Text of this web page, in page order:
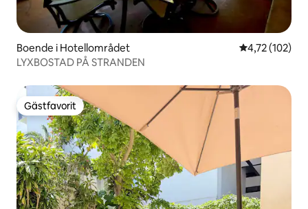
Boende i Hotellområdet 4,72 av 5 i
4,72 (102)
LYXBOSTAD PÅ STRANDEN
Gästfavorit
Gästfavorit